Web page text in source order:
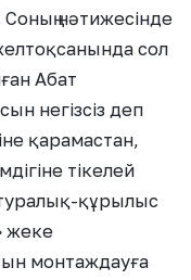
нәтижесінде
сол
Абат
негізсіз деп
қарамастан,
тікелей
құрылыс
жеке
монтаждауға